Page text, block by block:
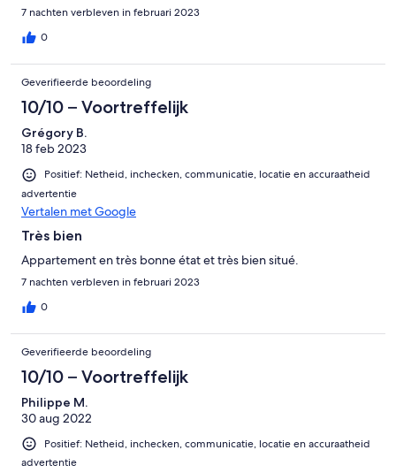
7 nachten verbleven in februari 2023
0
Geverifieerde beoordeling
10/10 – Voortreffelijk
Grégory B.
18 feb 2023
Positief: Netheid, inchecken, communicatie, locatie en accuraatheid
advertentie
Vertalen met Google
Très bien
Appartement en très bonne état et très bien situé.
7 nachten verbleven in februari 2023
0
Geverifieerde beoordeling
10/10 – Voortreffelijk
Philippe M.
30 aug 2022
Positief: Netheid, inchecken, communicatie, locatie en accuraatheid
advertentie